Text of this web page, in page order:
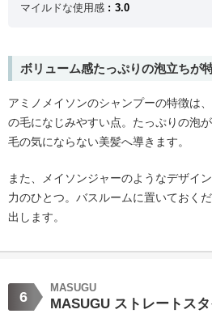
マイルドな使用感
3.0
ボリューム感たっぷりの泡立ちが
アミノメイソンのシャンプーの特徴は
の毛になじみやすい点。たっぷりの泡
毛の気にならない美髪へ導きます。
また、メイソンジャーのようなデザイ
力のひとつ。バスルームに置いておく
出します。
6
MASUGU
MASUGU ストレートス